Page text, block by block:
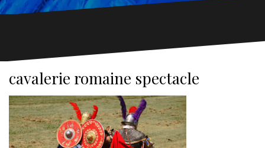
cavalerie romaine spectacle